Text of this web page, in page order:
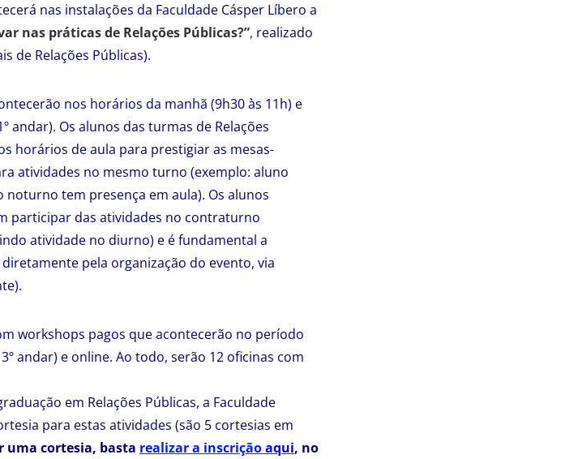
nas instalações da Faculdade Cásper Líbero a
nas práticas de Relações Públicas?”, realizado
de Relações Públicas).
nos horários da manhã (9h30 às 11h) e
andar). Os alunos das turmas de Relações
horários de aula para prestigiar as mesas-
atividades no mesmo turno (exemplo: aluno
tem presença em aula). Os alunos
participar das atividades no contraturno
atividade no diurno) e é fundamental a
pela organização do evento, via
workshops pagos que acontecerão no período
andar) e online. Ao todo, serão 12 oficinas com
em Relações Públicas, a Faculdade
para estas atividades (são 5 cortesias em
uma cortesia, basta realizar a inscriçãoaqui, no